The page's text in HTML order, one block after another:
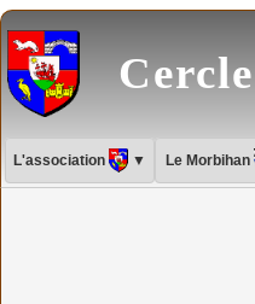
L'association ▼ Le Morbihan